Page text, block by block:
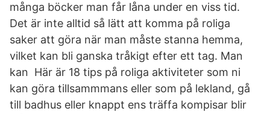
många böcker man får låna under en viss tid.
Det är inte alltid så lätt att komma på roliga
saker att göra när man måste stanna hemma,
vilket kan bli ganska tråkigt efter ett tag. Man
kan Här är 18 tips på roliga aktiviteter som ni
kan göra tillsammmans eller som på lekland, gå
till badhus eller knappt ens träffa kompisar blir